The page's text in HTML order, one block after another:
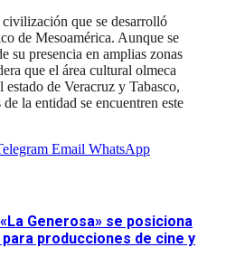
que se desarrolló
de Mesoamérica. Aunque se
su presencia en amplias zonas
que el área cultural olmeca
estado de Veracruz y Tabasco,
la entidad se encuentren este
Email WhatsApp
Generosa» se posiciona
producciones de cine y